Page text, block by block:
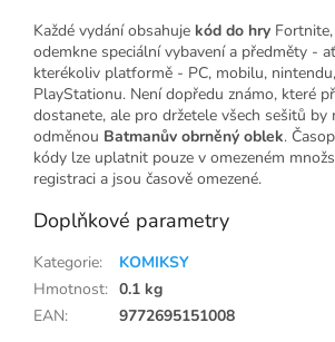
Každé vydání obsahuje kód do hry
odemkne speciální vybavení a předměty -
kterékoliv platformě - PC, mobilu,
PlayStationu. Není dopředu známo, které
dostanete, ale pro držetele všech sešitů by
odměnou Batmanův obrněný oblek.
kódy lze uplatnit pouze v omezeném
registraci a jsou časově omezené.
Doplňkové parametry
Kategorie:
KOMIKSY
Hmotnost: 0.1 kg
EAN: 9772695151008